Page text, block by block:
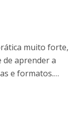
muito forte,
aprender a
e formatos.